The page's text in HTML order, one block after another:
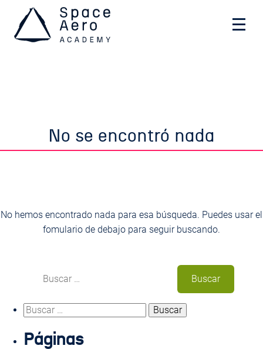
Space Aero Academy
No se encontró nada
No hemos encontrado nada para esa búsqueda. Puedes usar el
fomulario de debajo para seguir buscando.
Buscar:
Páginas
Te responderemos con la máxima brevedad